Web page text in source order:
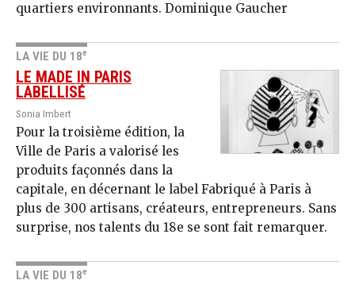
quartiers environnants. Dominique Gaucher
LA VIE DU 18e
LE MADE IN PARIS
LABELLISÉ
Sonia Imbert
Pour la troisième édition, la
Ville de Paris a valorisé les
produits façonnés dans la
capitale, en décernant le label Fabriqué à Paris à
plus de 300 artisans, créateurs, entrepreneurs. Sans
surprise, nos talents du 18e se sont fait remarquer.
LA VIE DU 18e